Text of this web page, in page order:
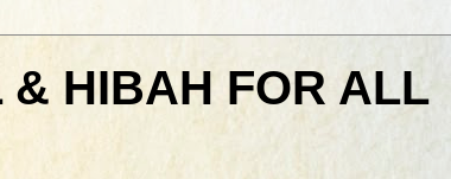
HIBAH FOR ALL